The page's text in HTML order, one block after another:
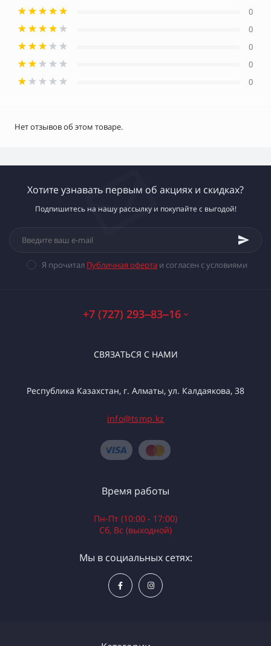
0
0
0
0
0
Нет отзывов об этом товаре.
Хотите узнавать первым об акциях и скидках?
Подпишитесь на нашу рассылку и покупайте с выгодой!
Я прочитал Публичная оферта и согласен с условиями
+7 (727) 293‒83‒16
СВЯЗАТЬСЯ С НАМИ
Республика Казахстан, г. Алматы, ул. Калдаякова, 38
info@tsmp.kz
Время работы
Пн-Пт (10:00 - 17:00)
Сб, Вс (выходной)
Мы в социальных сетях: